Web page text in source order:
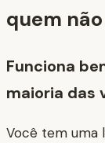
quem
Funciona
maioria das
Você tem uma